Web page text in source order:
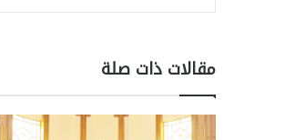
مقالات ذات صلة